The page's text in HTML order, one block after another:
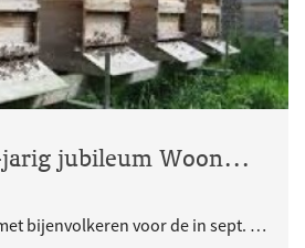
Buurtfeest 10-jarig jubileum Woongemeenschap Eikpunt
Enkele bijenkorven met bijenvolkeren voor de in sept. 2026 jubilerende Ecologische Woongemeenschap..